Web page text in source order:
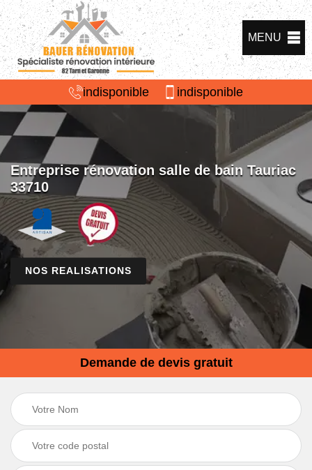
MENU
indisponible indisponible
Entreprise rénovation salle de bain Tauriac
33710
NOS REALISATIONS
Demande de devis gratuit